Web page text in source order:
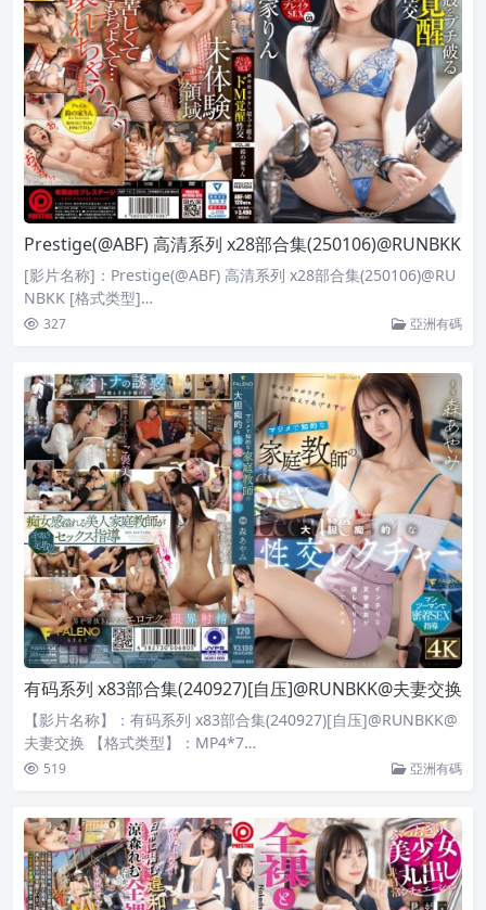
Prestige(@ABF) 高清系列 x28部合集(250106)@RUNBKK
[影片名称]：Prestige(@ABF) 高清系列 x28部合集(250106)@RU
NBKK [格式类型]…
327 亞洲有碼
有码系列 x83部合集(240927)[自压]@RUNBKK@夫妻交换
【影片名称】：有码系列 x83部合集(240927)[自压]@RUNBKK@
夫妻交换 【格式类型】：MP4*7…
519 亞洲有碼